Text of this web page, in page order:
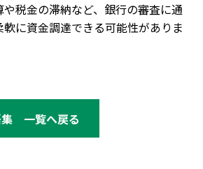
税金の滞納など、銀行の審査に通
に資金調達できる可能性がありま
集 一覧へ戻る